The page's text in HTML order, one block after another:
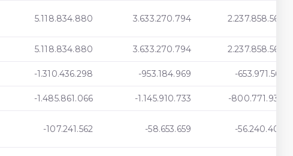
5.118.834.880 3.633.270.794 2.237.858.569
5.118.834.880 3.633.270.794 2.237.858.569
-1.310.436.298 -953.184.969 -653.971.565
-1.485.861.066 -1.145.910.733 -800.771.939
-107.241.562 -58.653.659 -56.240.402